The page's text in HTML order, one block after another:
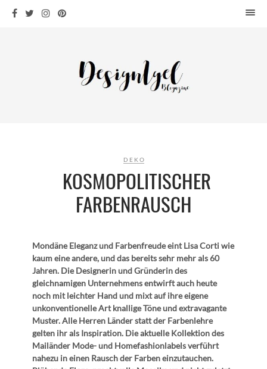
WOHNEN
KÜCHE
ARCHITEKTUR
ÜBER MICH
DEKO
KOSMOPOLITISCHER
FARBENRAUSCH
Mondäne Eleganz und Farbenfreude eint Lisa Corti wie
kaum eine andere, und das bereits sehr mehr als 60
Jahren. Die Designerin und Gründerin des
gleichnamigen Unternehmens entwirft auch heute
noch mit leichter Hand und mixt auf ihre eigene
unkonventionelle Art knallige Töne und extravagante
Muster. Alle Herren Länder statt der Farbenlehre
gelten ihr als Inspiration. Die aktuelle Kollektion des
Mailänder Mode- und Homefashionlabels verführt
nahezu in einen Rausch der Farben einzutauchen.